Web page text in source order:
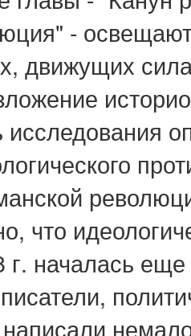
-
движущих
исследования
что
г. началась